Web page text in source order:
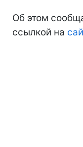
Об этом
ссылкой на